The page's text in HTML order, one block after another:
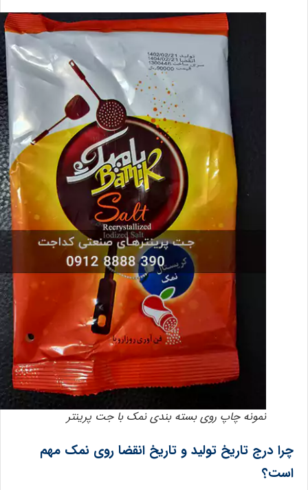
نمونه چاپ روی بسته بندی نمک با جت پرینتر
چرا درج تاریخ تولید و تاریخ انقضا روی نمک مهم
است؟